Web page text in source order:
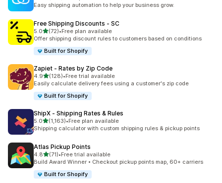
Easy shipping automation to help your business grow.
Free Shipping Discounts ‑ SC
5.05つ星中
(72)
合計レビュー数：72件
•Free plan available
Offer shipping discount rules to customers based on conditions
Built for Shopify
Zapiet ‑ Rates by Zip Code
4.95つ星中
(128)
合計レビュー数：128件
•Free trial available
Easily calculate delivery fees using a customer's zip code
Built for Shopify
ShipX ‑ Shipping Rates & Rules
5.05つ星中
(1,163)
合計レビュー数：1163件
•Free plan available
Shipping calculator with custom shipping rules & pickup points
Atlas Pickup Points
4.85つ星中
(71)
合計レビュー数：71件
•Free trial available
Build Award Winner • Checkout pickup points map, 60+ carriers
Built for Shopify